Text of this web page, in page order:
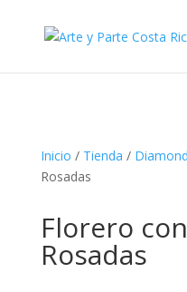
Inicio / Tienda /
Rosadas
Florero
Rosadas